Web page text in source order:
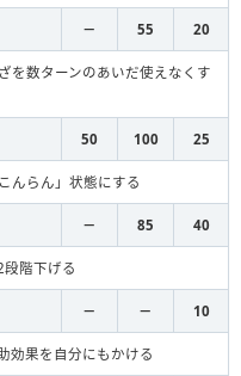
－ 55 20
を数ターンのあいだ使えなくす
50 100 25
んらん」状態にする
－ 85 40
階下げる
－ － 10
効果を自分にもかける